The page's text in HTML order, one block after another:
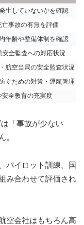
生していないかを確認
事故の有無を評価
年齢や整備体制を確認
安全監査への対応状況
航空当局の安全監査状況
ぐための対策・運航管理
全教育の充実度
「事故が少ない
。
パイロット訓練、国
み合わせて評価され
空会社はもちろん高